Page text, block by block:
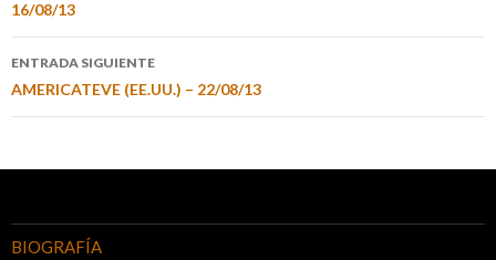
16/08/13
ENTRADA SIGUIENTE
AMERICATEVE (EE.UU.) – 22/08/13
BIOGRAFÍA